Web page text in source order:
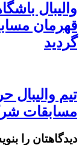
والیبال
قهرمان
گردید
تیم
مسابقات
دیدگاهتان را